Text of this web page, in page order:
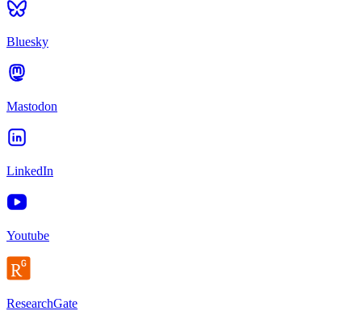
Bluesky
Mastodon
LinkedIn
Youtube
ResearchGate